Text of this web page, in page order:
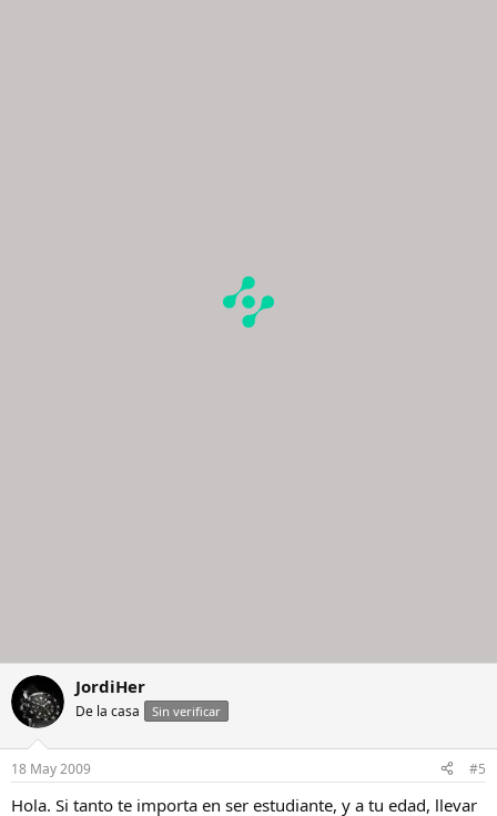
JordiHer
De la casa Sin verificar
18 May 2009 #5
Hola. Si tanto te importa en ser estudiante, y a tu edad, llevar